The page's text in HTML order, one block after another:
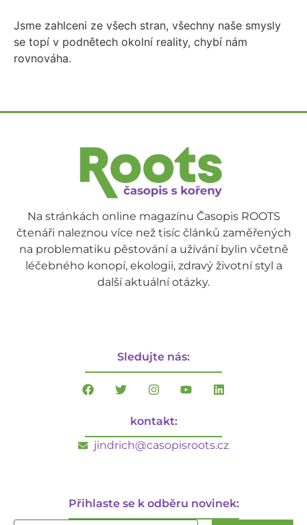
Jsme zahlceni ze všech stran, všechny naše smysly
se topí v podnětech okolní reality, chybí nám
rovnováha.
Na stránkách online magazínu Časopis ROOTS
čtenáři naleznou více než tisíc článků zaměřených
na problematiku pěstování a užívání bylin včetně
léčebného konopí, ekologii, zdravý životní styl a
další aktuální otázky.
Sledujte nás:
kontakt:
jindrich@casopisroots.cz
Přihlaste se k odběru novinek: